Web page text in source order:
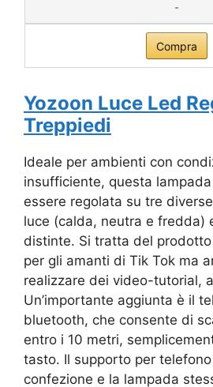
-
Compra
Yozoon Luce Led
Treppiedi
Ideale per ambienti con
insufficiente, questa
essere regolata su tre
luce (calda, neutra e fredda)
distinte. Si tratta del
per gli amanti di Tik Tok ma
realizzare dei video-tutorial,
Un’importante aggiunta è il
bluetooth, che consente di
entro i 10 metri,
tasto. Il supporto per
confezione e la lampada